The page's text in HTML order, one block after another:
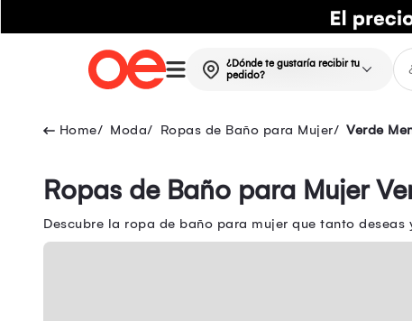
¿Dónde te gustaría recibir tu
pedido?
Moda Ropas de Baño para Mujer Verde
Ropas de Baño para Mujer
Descubre la ropa de baño para mujer que tanto